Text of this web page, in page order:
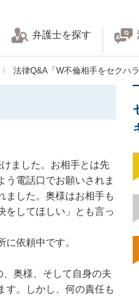
弁護士を探す
法律Q&A「W不倫相手をセクハ
ました。お相手とは先
う電話口でお願いされま
ました。奥様はお相手も
をしてほしい」とも言っ
依頼中です。
奥様、そして自身の夫
す。しかし、何の責任も